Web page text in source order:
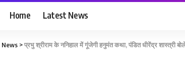
Home Latest News
>प्रभु श्रीराम के ननिहाल में गूंजेगी हनुमंत कथा, पंडित धीरेंद्र शास्त्री